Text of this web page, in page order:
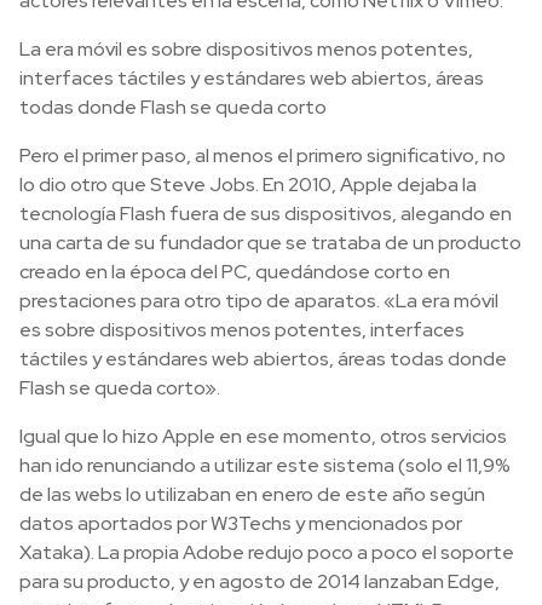
La era móvil es sobre dispositivos menos potentes,
interfaces táctiles y estándares web abiertos, áreas
todas donde Flash se queda corto
Pero el primer paso, al menos el primero significativo, no
lo dio otro que Steve Jobs. En 2010, Apple dejaba la
tecnología Flash fuera de sus dispositivos, alegando en
una carta de su fundador que se trataba de un producto
creado en la época del PC, quedándose corto en
prestaciones para otro tipo de aparatos. «La era móvil
es sobre dispositivos menos potentes, interfaces
táctiles y estándares web abiertos, áreas todas donde
Flash se queda corto».
Igual que lo hizo Apple en ese momento, otros servicios
han ido renunciando a utilizar este sistema (solo el 11,9%
de las webs lo utilizaban en enero de este año según
datos aportados por W3Techs y mencionados por
Xataka). La propia Adobe redujo poco a poco el soporte
para su producto, y en agosto de 2014 lanzaban Edge,